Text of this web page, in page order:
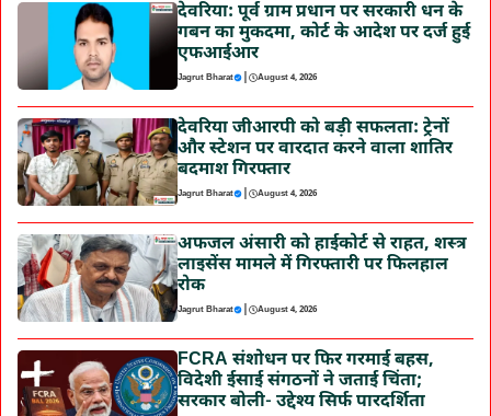
देवरिया: पूर्व ग्राम प्रधान पर सरकारी धन के
गबन का मुकदमा, कोर्ट के आदेश पर दर्ज हुई
एफआईआर
Jagrut Bharat | August 4, 2026
देवरिया जीआरपी को बड़ी सफलता: ट्रेनों
और स्टेशन पर वारदात करने वाला शातिर
बदमाश गिरफ्तार
Jagrut Bharat | August 4, 2026
अफजल अंसारी को हाईकोर्ट से राहत, शस्त्र
लाइसेंस मामले में गिरफ्तारी पर फिलहाल
रोक
Jagrut Bharat | August 4, 2026
FCRA संशोधन पर फिर गरमाई बहस,
विदेशी ईसाई संगठनों ने जताई चिंता;
सरकार बोली- उद्देश्य सिर्फ पारदर्शिता